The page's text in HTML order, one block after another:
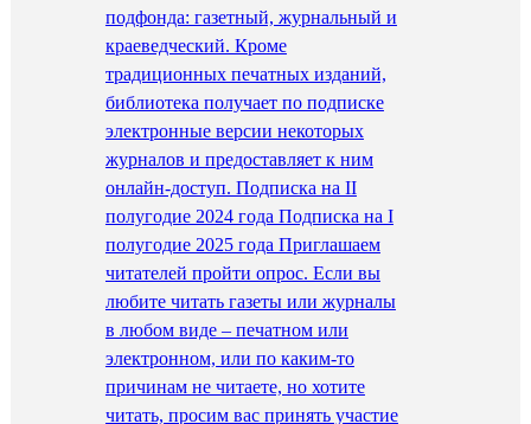
подфонда: газетный, журнальный и
краеведческий. Кроме
традиционных печатных изданий,
библиотека получает по подписке
электронные версии некоторых
журналов и предоставляет к ним
онлайн-доступ. Подписка на II
полугодие 2024 года Подписка на I
полугодие 2025 года Приглашаем
читателей пройти опрос. Если вы
любите читать газеты или журналы
в любом виде – печатном или
электронном, или по каким-то
причинам не читаете, но хотите
читать, просим вас принять участие